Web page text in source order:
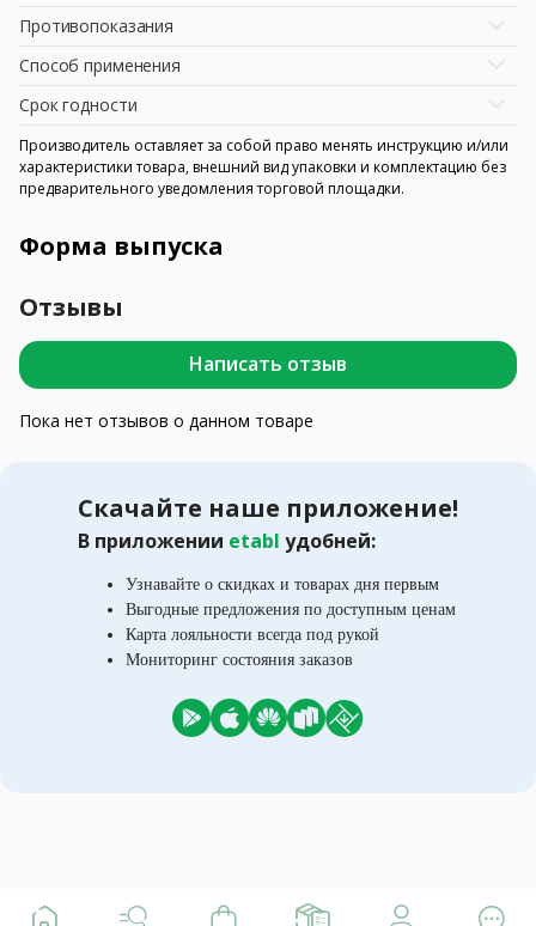
Противопоказания
Способ применения
Срок годности
Производитель оставляет за собой право менять инструкцию и/или
характеристики товара, внешний вид упаковки и комплектацию без
предварительного уведомления торговой площадки.
Форма выпуска
Отзывы
Написать отзыв
Пока нет отзывов о данном товаре
Скачайте наше приложение!
В приложении etabl удобней:
Узнавайте о скидках и товарах дня первым
Выгодные предложения по доступным ценам
Карта лояльности всегда под рукой
Мониторинг состояния заказов